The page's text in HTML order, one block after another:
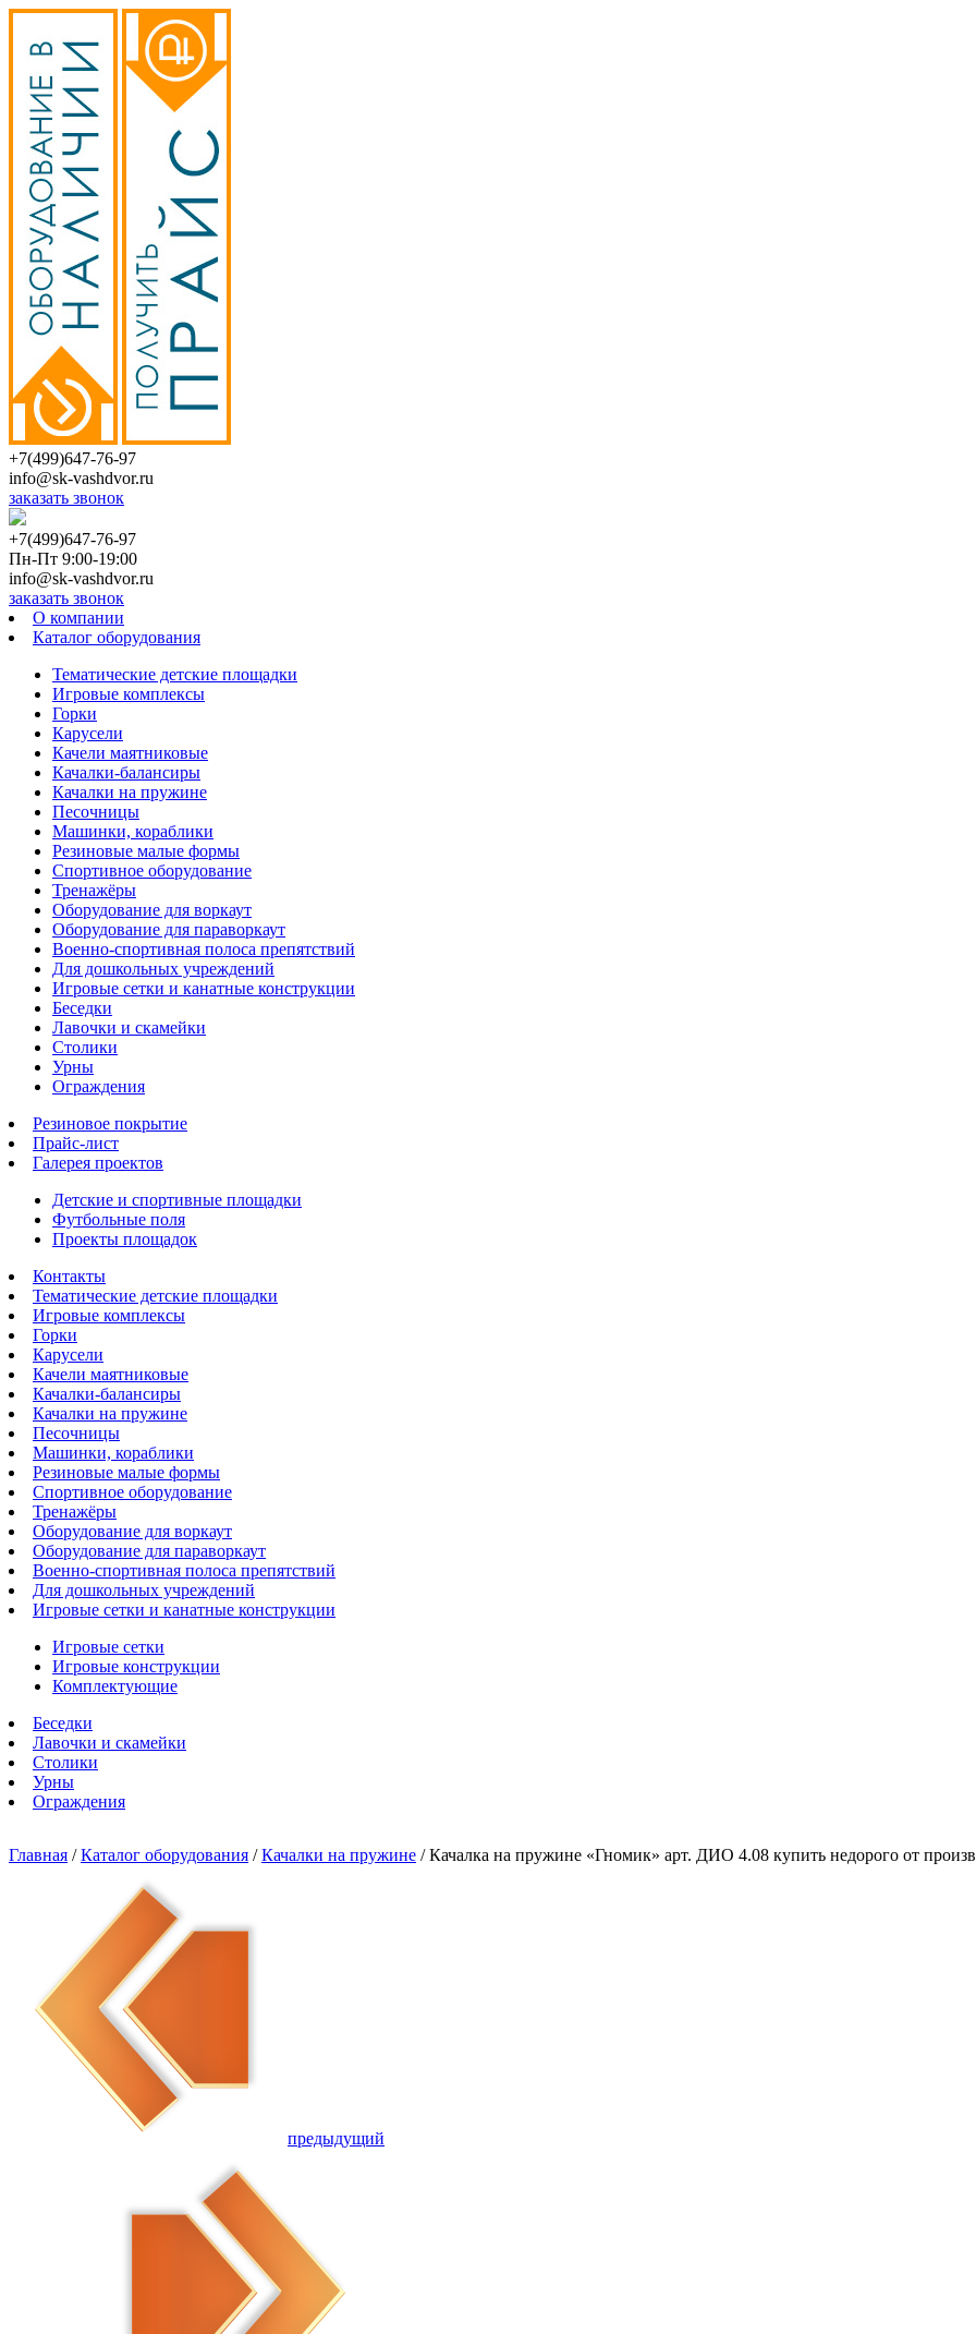
+7(499)647-76-97
info@sk-vashdvor.ru
заказать звонок
+7(499)647-76-97
Пн-Пт 9:00-19:00
info@sk-vashdvor.ru
заказать звонок
О компании
Каталог оборудования
Тематические детские площадки
Игровые комплексы
Горки
Карусели
Качели маятниковые
Качалки-балансиры
Качалки на пружине
Песочницы
Машинки, кораблики
Резиновые малые формы
Спортивное оборудование
Тренажёры
Оборудование для воркаут
Оборудование для параворкаут
Военно-спортивная полоса препятствий
Для дошкольных учреждений
Игровые сетки и канатные конструкции
Беседки
Лавочки и скамейки
Столики
Урны
Ограждения
Резиновое покрытие
Прайс-лист
Галерея проектов
Детские и спортивные площадки
Футбольные поля
Проекты площадок
Контакты
Тематические детские площадки
Игровые комплексы
Горки
Карусели
Качели маятниковые
Качалки-балансиры
Качалки на пружине
Песочницы
Машинки, кораблики
Резиновые малые формы
Спортивное оборудование
Тренажёры
Оборудование для воркаут
Оборудование для параворкаут
Военно-спортивная полоса препятствий
Для дошкольных учреждений
Игровые сетки и канатные конструкции
Игровые сетки
Игровые конструкции
Комплектующие
Беседки
Лавочки и скамейки
Столики
Урны
Ограждения
Главная /Каталог оборудования /Качалки на пружине /Качалка на пружине «Гномик» арт. ДИО 4.08 купить недорого от
предыдущий